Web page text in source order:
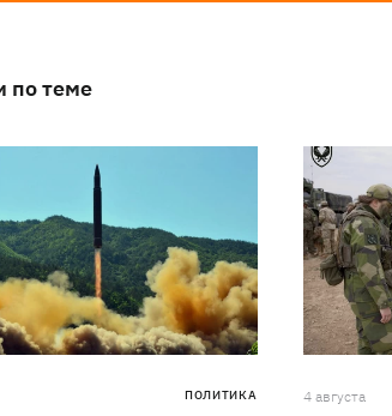
по теме
ПОЛИТИКА 4 августа